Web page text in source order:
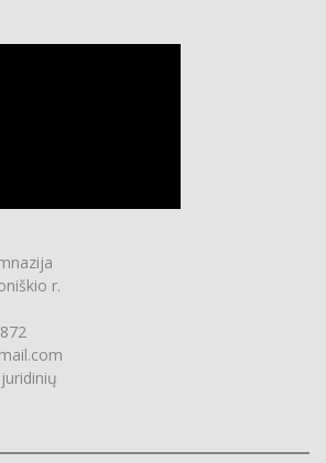
r.